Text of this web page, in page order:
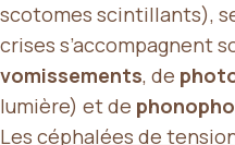
scotomes scintillants),
crises s’accompagnent
vomissements, de
lumière) et de
Les céphalées de